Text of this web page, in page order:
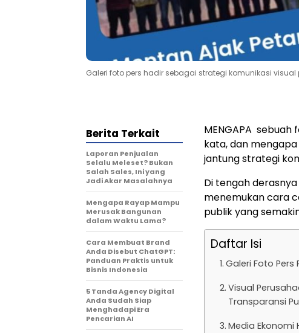
Galeri foto pers hadir sebagai strategi komunikasi
MENGAPA
kata, dan
jantung strategi
Di tengah
menemukan cara
publik yang
Daftar Isi
Galeri Foto Pers
Visual
Transparansi
Media Ekonomi
Berita Terkait
Laporan Penjualan
Selalu Meleset? Bukan
Salah Sales, Ini yang
Jadi Akar Masalahnya
Mengapa Rayap Mampu
Merusak Bangunan
dalam Waktu Lama?
Cara Membuat Brand
Anda Disebut ChatGPT:
Panduan Praktis untuk
Bisnis Indonesia
5 Tanda Agency Digital
Anda Sudah Siap
Menghadapi Era
Pencarian AI